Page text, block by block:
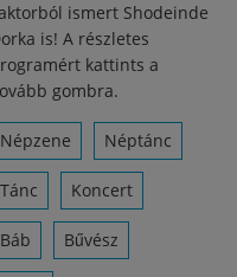
ismert Shodeinde
is! A részletes
kattints a
gombra.
Népzene Néptánc
Tánc Koncert
Báb Bűvész